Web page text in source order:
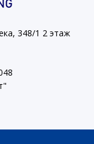
348/1 2 этаж